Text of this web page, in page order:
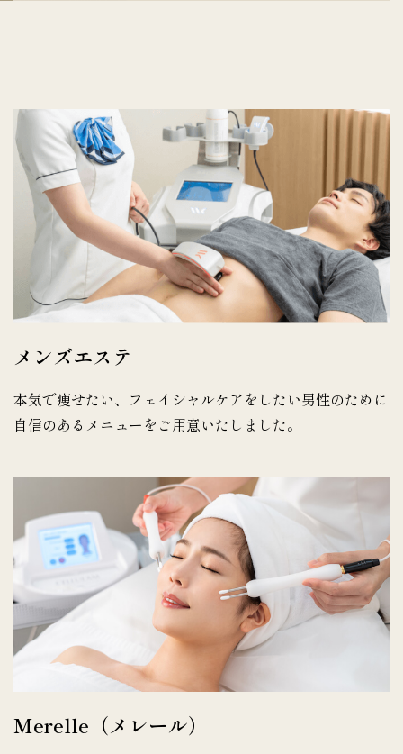
メンズエステ
本気で痩せたい、フェイシャルケアをしたい男性のために
自信のあるメニューをご用意いたしました。
Merelle（メレール）